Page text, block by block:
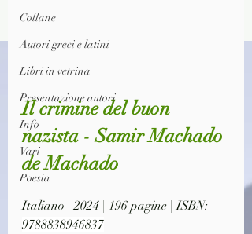
Collane
Autori greci e latini
Libri in vetrina
Presentazione autori
Info
Vari
Poesia
Il crimine del buon
nazista - Samir Machado
de Machado
Italiano | 2024 | 196 pagine | ISBN:
9788838946837